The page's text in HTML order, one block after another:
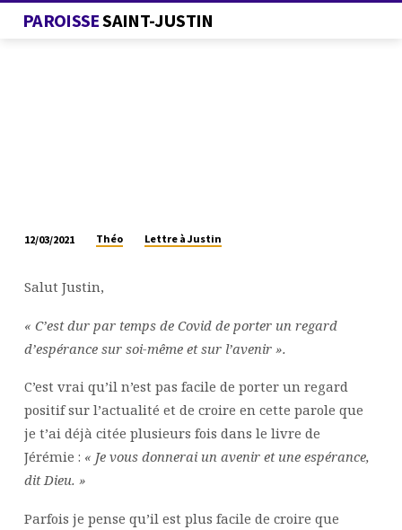
PAROISSESAINT-JUSTIN
À
JUSTIN
12/03/2021 Théo Lettre à Justin
Salut Justin,
« C’est dur par temps de Covid de porter un regard
d’espérance sur soi-même et sur l’avenir ».
C’est vrai qu’il n’est pas facile de porter un regard
positif sur l’actualité et de croire en cette parole que
je t’ai déjà citée plusieurs fois dans le livre de
Jérémie : « Je vous donnerai un avenir et une espérance,
dit Dieu. »
Parfois je pense qu’il est plus facile de croire que